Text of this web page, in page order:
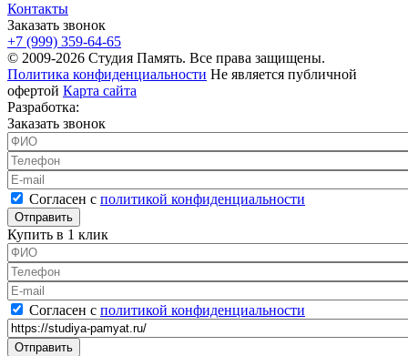
Контакты
Заказать звонок
+7 (999) 359-64-65
© 2009-2026 Студия Память. Все права защищены.
Политика конфиденциальности Не является публичной
офертой Карта сайта
Разработка:
Заказать звонок
ФИО
Телефон
E-mail
Согласен с политикой конфиденциальности*
Согласен с политикой конфиденциальности
Купить в 1 клик
ФИО
Телефон
E-mail
Согласен с политикой конфиденциальности*
Согласен с политикой конфиденциальности
Ссылка на товар